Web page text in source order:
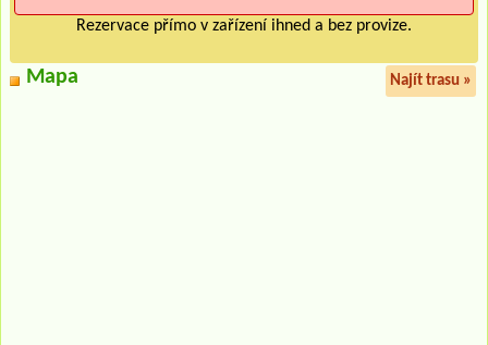
Rezervace přímo v zařízení ihned a bez provize.
Mapa Najít trasu »